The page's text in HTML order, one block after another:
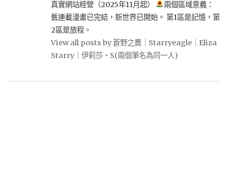
真實網站經營（2025年11月起）
兩個區域意義：
舊連載漫畫已完結，新世界已開始。 第1區是記憶，第
2區是旅程。
View all posts by 蒼野之鷹｜Starryeagle｜Eliza
Starry｜伊莉莎・S(兩個筆名為同一人)